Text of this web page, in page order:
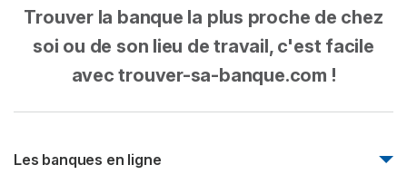
Trouver la banque la plus proche de chez
soi ou de son lieu de travail, c'est facile
avec trouver-sa-banque.com !
Les banques en ligne